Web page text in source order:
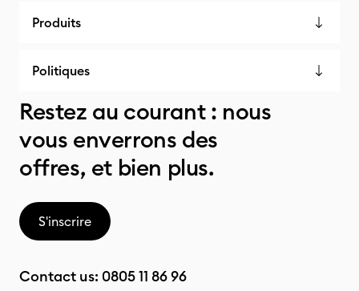
Produits
Politiques
Restez au courant : nous
vous enverrons des
offres, et bien plus.
S'inscrire
Contact us: 0805 11 86 96